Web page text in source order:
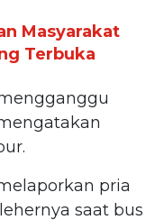
Masyarakat
Terbuka
pria
saat bus